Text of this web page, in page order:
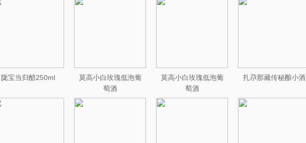
陇宝当归醋250ml
莫高小白玫瑰低泡葡
萄酒
莫高小白玫瑰低泡葡
萄酒
扎尕那藏传秘酿小酒